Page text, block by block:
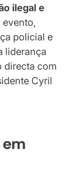
ilegal e
evento,
policial e
liderança
directa com
Cyril